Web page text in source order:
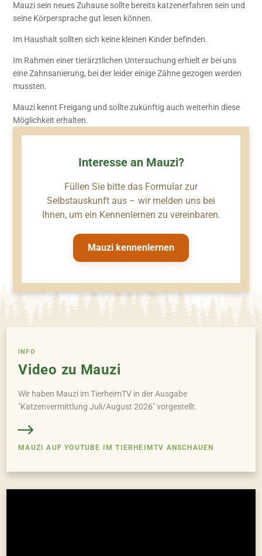
Mauzi sein neues Zuhause sollte bereits katzenerfahren sein und
seine Körpersprache gut lesen können.
Im Haushalt sollten sich keine kleinen Kinder befinden.
Im Rahmen einer tierärztlichen Untersuchung erhielt er bei uns
eine Zahnsanierung, bei der leider einige Zähne gezogen werden
mussten.
Mauzi kennt Freigang und sollte zukünftig auch weiterhin diese
Möglichkeit erhalten.
Interesse an Mauzi?
Füllen Sie bitte das Formular zur
Selbstauskunft aus – wir melden uns bei
Ihnen, um ein Kennenlernen zu vereinbaren.
Mauzi kennenlernen
INFO
Video zu Mauzi
Wir haben Mauzi im TierheimTV in der Ausgabe
"Katzenvermittlung Juli/August 2026" vorgestellt.
MAUZI AUF YOUTUBE IM TIERHEIMTV ANSCHAUEN